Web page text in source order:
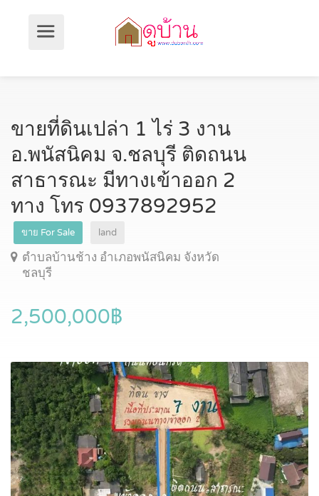
ขายที่ดินเปล่า 1 ไร่ 3 งาน
อ.พนัสนิคม จ.ชลบุรี ติดถนน
สาธารณะ มีทางเข้าออก 2
ทาง โทร 0937892952
ขาย For Sale land
ตำบลบ้านช้าง อำเภอพนัสนิคม จังหวัด
ชลบุรี
2,500,000฿